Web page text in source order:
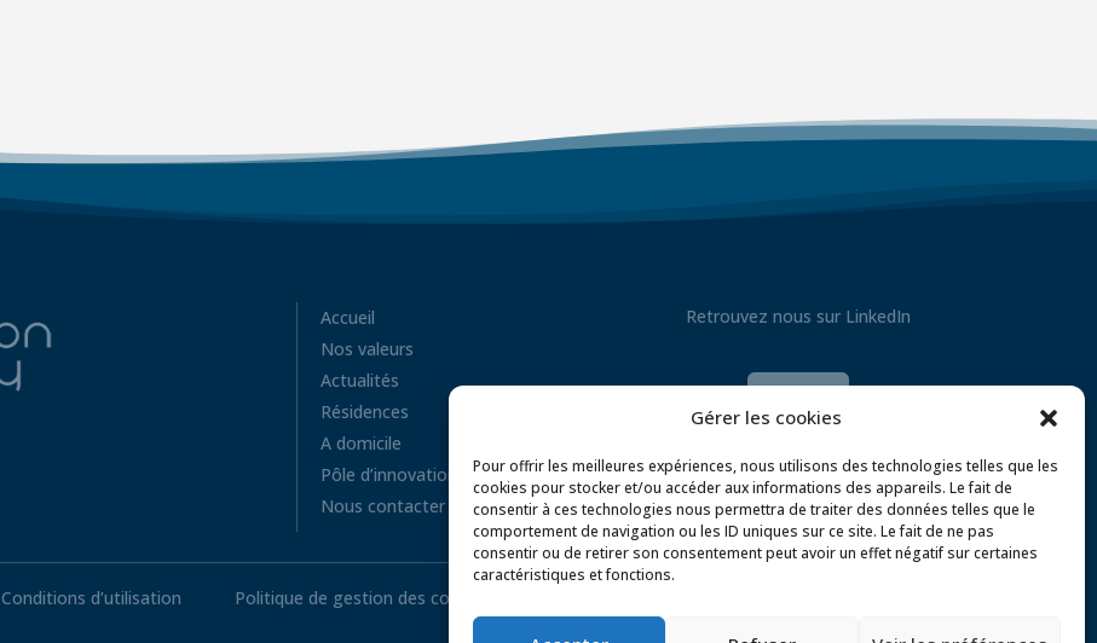
Gérer les cookies
Pour offrir les meilleures expériences, nous utilisons des technologies telles que les
cookies pour stocker et/ou accéder aux informations des appareils. Le fait de
consentir à ces technologies nous permettra de traiter des données telles que le
comportement de navigation ou les ID uniques sur ce site. Le fait de ne pas
consentir ou de retirer son consentement peut avoir un effet négatif sur certaines
caractéristiques et fonctions.
Accueil
Nos valeurs
Actualités
Résidences
A domicile
Pôle d’innovation
Nous contacter
Retrouvez nous sur LinkedIn

Conditions d’utilisation Politique de gestion des cookies